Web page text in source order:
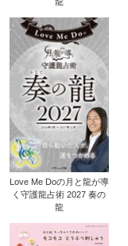
龍
Love Me Doの月と龍が導
く守護龍占術 2027 奏の
龍